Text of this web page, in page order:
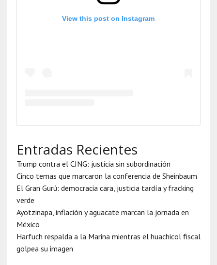
View this post on Instagram
Entradas Recientes
Trump contra el CJNG: justicia sin subordinación
Cinco temas que marcaron la conferencia de Sheinbaum
El Gran Gurú: democracia cara, justicia tardía y fracking
verde
Ayotzinapa, inflación y aguacate marcan la jornada en
México
Harfuch respalda a la Marina mientras el huachicol fiscal
golpea su imagen